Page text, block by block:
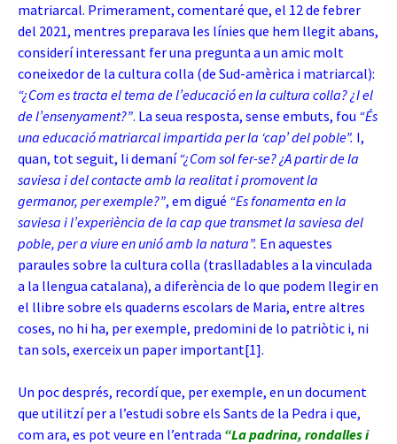
matriarcal. Primerament, comentaré que, el 12 de febrer
del 2021, mentres preparava les línies que hem llegit abans,
considerí interessant fer una pregunta a un amic molt
coneixedor de la cultura colla (de Sud-amèrica i matriarcal):
“¿Com es tracta el tema de l’educació en la cultura colla? ¿I el
de l’ensenyament?”. La seua resposta, sense embuts, fou “És
una educació matriarcal impartida per la ‘cap’ del poble”. I,
quan, tot seguit, li demaní“¿Com sol fer-se? ¿A partir de la
saviesa i del contacte amb la realitat i promovent la
germanor, per exemple?”, em digué “Es fonamenta en la
saviesa i l’experiència de la cap que transmet la saviesa del
poble, per a viure en unió amb la natura”. En aquestes
paraules sobre la cultura colla (traslladables a la vinculada
a la llengua catalana), a diferència de lo que podem llegir en
el llibre sobre els quaderns escolars de Maria, entre altres
coses, no hi ha, per exemple, predomini de lo patriòtic i, ni
tan sols, exerceix un paper important[1].
Un poc després, recordí que, per exemple, en un document
que utilitzí per a l’estudi sobre els Sants de la Pedra i que,
com ara, es pot veure en l’entrada “La padrina, rondalles i